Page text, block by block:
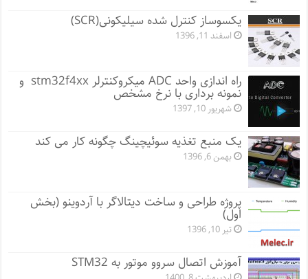
یکسوساز کنترل شده سیلیکونی(SCR)
اسفند 11, 1396
راه اندازی واحد ADC میکروکنترلر stm32f4xx و
نمونه برداری با نرخ مشخص
شهریور 10, 1397
یک منبع تغذیه سوئیچینگ چگونه کار می کند
بهمن 6, 1396
پروژه طراحی و ساخت دیتالاگر با آردوینو (بخش
اول)
تیر 10, 1396
آموزش اتصال سروو موتور به STM32